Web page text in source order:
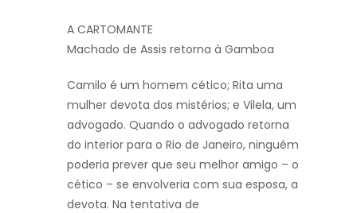
A CARTOMANTE
Machado de Assis retorna à Gamboa
Camilo é um homem cético; Rita uma
mulher devota dos mistérios; e Vilela, um
advogado. Quando o advogado retorna
do interior para o Rio de Janeiro, ninguém
poderia prever que seu melhor amigo – o
cético – se envolveria com sua esposa, a
devota. Na tentativa de